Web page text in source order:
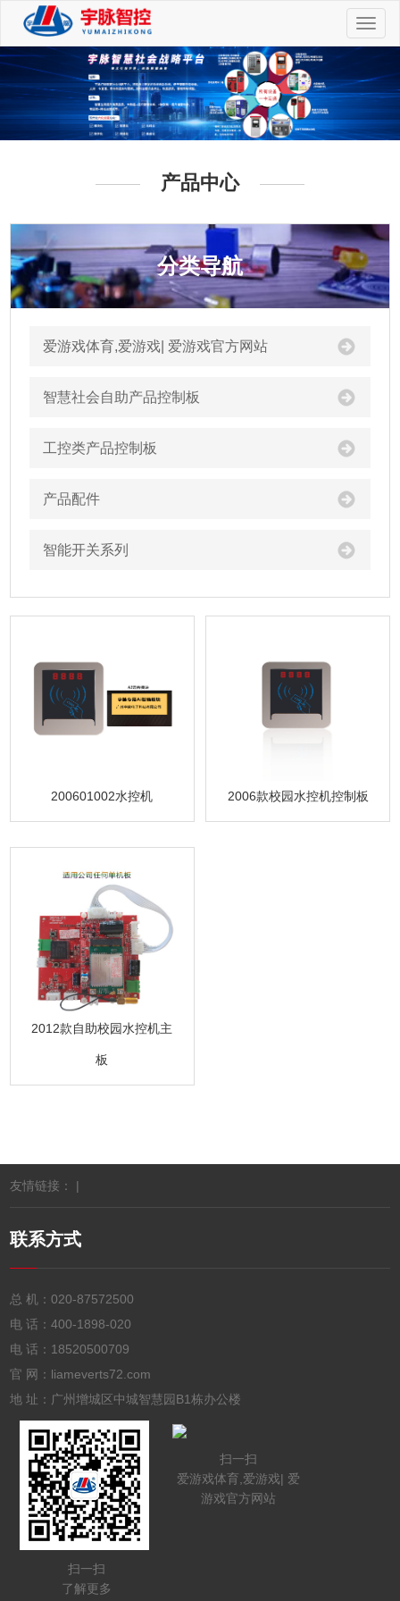
切
换
航
产品中心
分类导航
爱游戏体育,爱游戏| 爱游戏官方网站
智慧社会自助产品控制板
工控类产品控制板
产品配件
智能开关系列
200601002水控机 2006款校园水控机控制板
2012款自助校园水控机主
板
友情链接： |
联系方式
总 机：020-87572500
电 话：400-1898-020
电 话： 18520500709
官 网：liameverts72.com
地 址：广州增城区中城智慧园B1栋办公楼
扫一扫
了解更多
扫一扫
爱游戏体育,爱游戏| 爱
游戏官方网站